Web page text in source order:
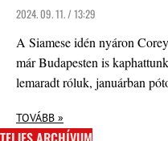
2024. 09. 11. / 13:29
A Siamese idén nyáron
már Budapesten is
lemaradt róluk, januárban
TOVÁBB »